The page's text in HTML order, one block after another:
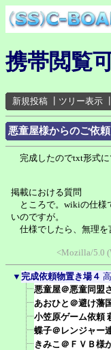
携帯閲覧
新規投稿 ツリー表示
悪童屋様からのご依
完成したのでtxt形式に
掲載における質問
ところで。wikiの仕様
いのですが。
仕様でしたら、無理を
<Mozilla/5.0
▼ 完成依頼物置き場４
悪童屋＠悪童同盟
あおひと＠避け藩
小笠原ゲーム依頼
蝶子＠レンジャー
きみこ＠ＦＶＢ様